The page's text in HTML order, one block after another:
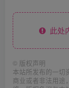
此处
© 版权声明
本站所发布的一切
商业或者非法用途